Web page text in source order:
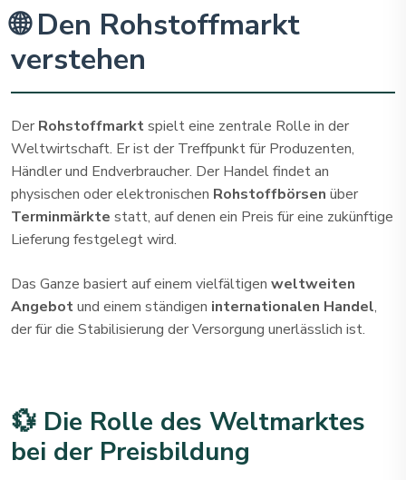
🌐 Den Rohstoffmarkt
verstehen
Der Rohstoffmarktspielt eine zentrale Rolle in der
Weltwirtschaft. Er ist der Treffpunkt für Produzenten,
Händler und Endverbraucher. Der Handel findet an
physischen oder elektronischen Rohstoffbörsen über
Terminmärkte statt, auf denen ein Preis für eine zukünftige
Lieferung festgelegt wird.
Das Ganze basiert auf einem vielfältigen weltweiten
Angebotund einem ständigen internationalen Handel,
der für die Stabilisierung der Versorgung unerlässlich ist.
💱 Die Rolle des Weltmarktes
bei der Preisbildung